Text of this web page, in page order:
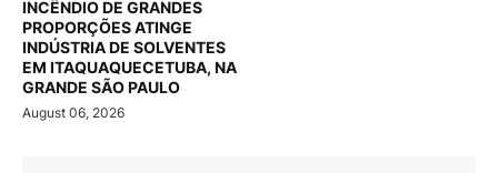
INCÊNDIO DE GRANDES
PROPORÇÕES ATINGE
INDÚSTRIA DE SOLVENTES
EM ITAQUAQUECETUBA, NA
GRANDE SÃO PAULO
August 06, 2026